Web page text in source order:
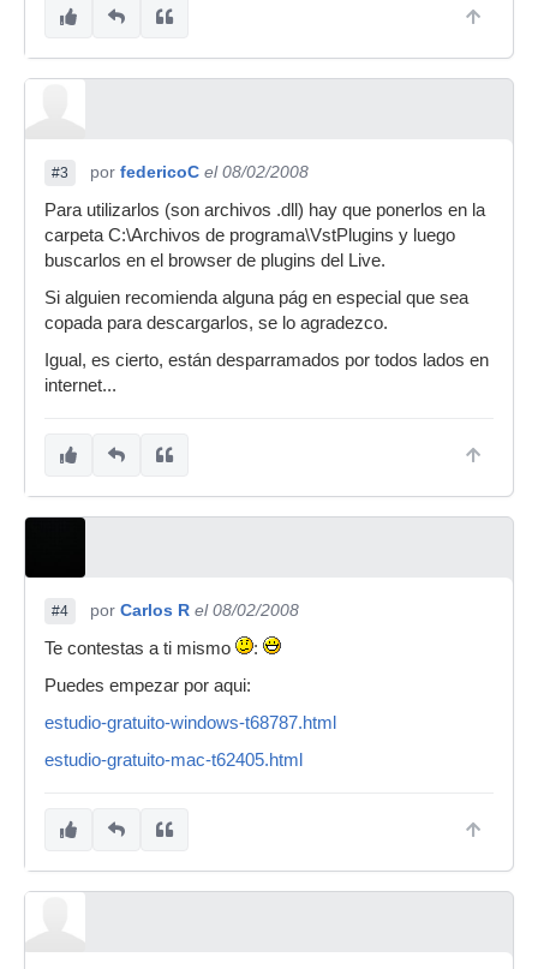
#3 por federicoC el 08/02/2008
Para utilizarlos (son archivos .dll) hay que ponerlos en la
carpeta C:\Archivos de programa\VstPlugins y luego
buscarlos en el browser de plugins del Live.
Si alguien recomienda alguna pág en especial que sea
copada para descargarlos, se lo agradezco.
Igual, es cierto, están desparramados por todos lados en
internet...
#4 por Carlos R el 08/02/2008
Te contestas a ti mismo
:
Puedes empezar por aqui:
estudio-gratuito-windows-t68787.html
estudio-gratuito-mac-t62405.html